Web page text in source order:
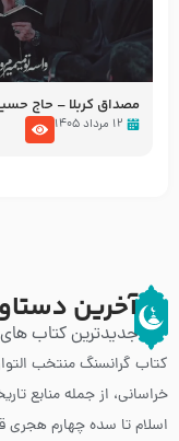
مصداق کربلا – حاج
۱۲ مرداد ۱۴۰۵
آخرین
جدیدترین کتاب
کتاب گرانسنگ منتخب
خراسانی، از جمله منابع
اسلام تا سده چهارم